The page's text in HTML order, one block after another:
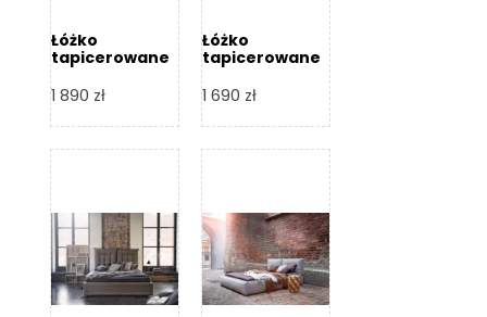
Łóżko
tapicerowane
Design
1 890 zł
Łóżko
tapicerowane
Design
1 690 zł